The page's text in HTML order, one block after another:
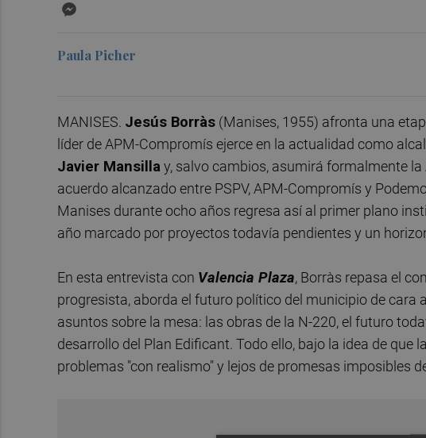
Paula Picher
MANISES. Jesús Borràs (Manises, 1955) afronta una
líder de APM-Compromís ejerce en la actualidad como
Javier Mansilla y, salvo cambios, asumirá formalmente
acuerdo alcanzado entre PSPV, APM-Compromís y
Manises durante ocho años regresa así al primer plano
año marcado por proyectos todavía pendientes y un
En esta entrevista con Valencia Plaza, Borràs repasa el
progresista, aborda el futuro político del municipio de cara
asuntos sobre la mesa: las obras de la N-220, el futuro
desarrollo del Plan Edificant. Todo ello, bajo la idea de
problemas "con realismo" y lejos de promesas imposibles